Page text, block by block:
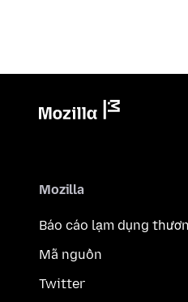
Mozilla
Báo cáo lạm dụng
Mã nguồn
Twitter